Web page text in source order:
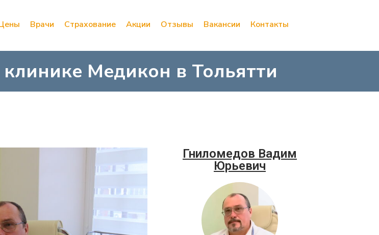
Врачи Страхование Акции Отзывы Вакансии Контакты
Медикон в Тольятти
Гниломедов Вадим
Юрьевич